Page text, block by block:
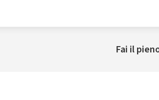
Fai il